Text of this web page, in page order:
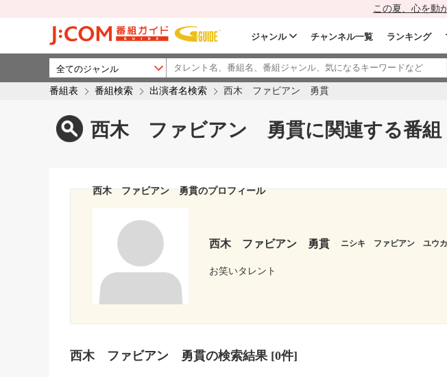
この夏、心を動
ジャンル チャンネル一覧 ランキング
番組表 番組検索 出演者名検索 西木 ファビアン 勇貫
西木 ファビアン 勇貫に関連する番組
西木 ファビアン 勇貫のプロフィール
西木 ファビアン 勇貫 ニシキ ファビアン ユウ
お笑いタレント
西木 ファビアン 勇貫の検索結果[0件]